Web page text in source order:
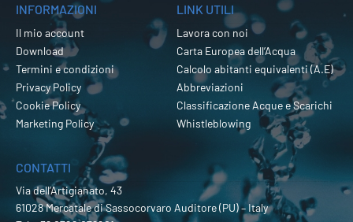
INFORMAZIONI
Il mio account
Download
Termini e condizioni
Privacy Policy
Cookie Policy
Marketing Policy
LINK UTILI
Lavora con noi
Carta Europea dell’Acqua
Calcolo abitanti equivalenti (A.E)
Abbreviazioni
Classificazione Acque e Scarichi
Whistleblowing
CONTATTI
Via dell’Artigianato, 43
61028 Mercatale di Sassocorvaro Auditore (PU) – Italy